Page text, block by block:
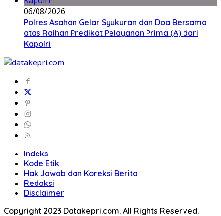
06/08/2026
Polres Asahan Gelar Syukuran dan Doa Bersama
atas Raihan Predikat Pelayanan Prima (A) dari
Kapolri
Indeks
Kode Etik
Hak Jawab dan Koreksi Berita
Redaksi
Disclaimer
Copyright 2023 Datakepri.com. All Rights Reserved.